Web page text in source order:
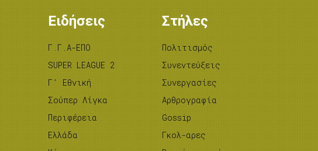
Ειδήσεις
Γ.Γ.Α-ΕΠΟ
SUPER LEAGUE 2
Γ’ Εθνική
Σούπερ Λίγκα
Περιφέρεια
Ελλάδα
Στήλες
Πολιτισμός
Συνεντεύξεις
Συνεργασίες
Αρθρογραφία
Gossip
Γκολ-αρες